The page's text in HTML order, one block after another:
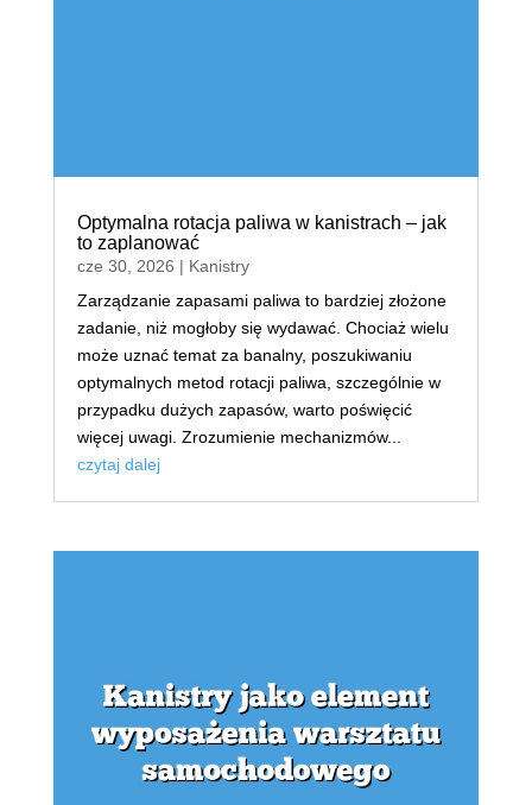
Optymalna rotacja paliwa w kanistrach – jak
to zaplanować
cze 30, 2026 | Kanistry
Zarządzanie zapasami paliwa to bardziej złożone
zadanie, niż mogłoby się wydawać. Chociaż wielu
może uznać temat za banalny, poszukiwaniu
optymalnych metod rotacji paliwa, szczególnie w
przypadku dużych zapasów, warto poświęcić
więcej uwagi. Zrozumienie mechanizmów...
czytaj dalej